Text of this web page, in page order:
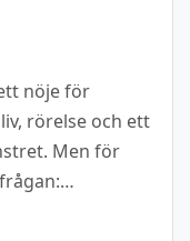
nöje för
rörelse och ett
Men för